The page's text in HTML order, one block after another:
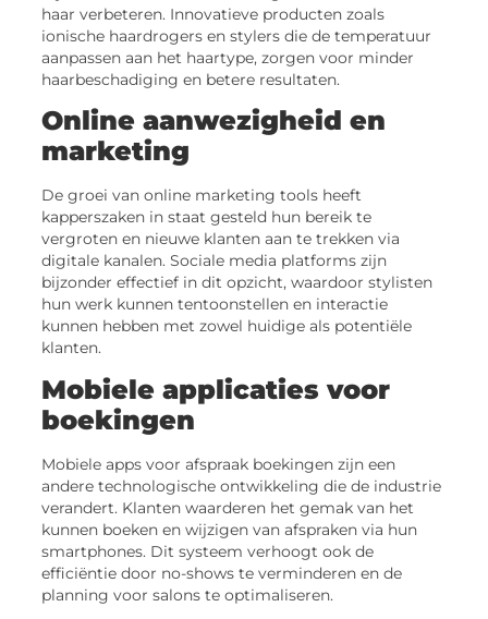
haar verbeteren. Innovatieve producten zoals
ionische haardrogers en stylers die de temperatuur
aanpassen aan het haartype, zorgen voor minder
haarbeschadiging en betere resultaten.
Online aanwezigheid en
marketing
De groei van online marketing tools heeft
kapperszaken in staat gesteld hun bereik te
vergroten en nieuwe klanten aan te trekken via
digitale kanalen. Sociale media platforms zijn
bijzonder effectief in dit opzicht, waardoor stylisten
hun werk kunnen tentoonstellen en interactie
kunnen hebben met zowel huidige als potentiële
klanten.
Mobiele applicaties voor
boekingen
Mobiele apps voor afspraak boekingen zijn een
andere technologische ontwikkeling die de industrie
verandert. Klanten waarderen het gemak van het
kunnen boeken en wijzigen van afspraken via hun
smartphones. Dit systeem verhoogt ook de
efficiëntie door no-shows te verminderen en de
planning voor salons te optimaliseren.